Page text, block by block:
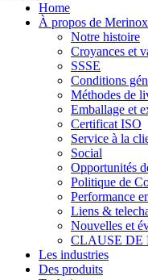
Home
À propos de Merinox
Notre histoire
Croyances et
SSSE
Conditions
Méthodes de
Emballage et
Certificat ISO
Service à la
Social
Opportunités
Politique de
Performance
Liens &
Nouvelles et
CLAUSE DE
Les industries
Des produits